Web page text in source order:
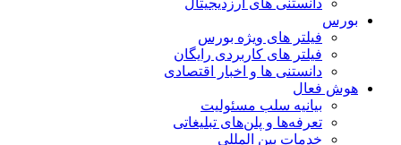
بورس
فیلتر های ویژه بورس
فیلتر های کاربردی رایگان
دانستنی ها و اخبار اقتصادی
هوش فعال
بیانیه سلب مسئولیت
تعرفه‌ها و پلن‌های تبلیغاتی
خدمات بین المللی